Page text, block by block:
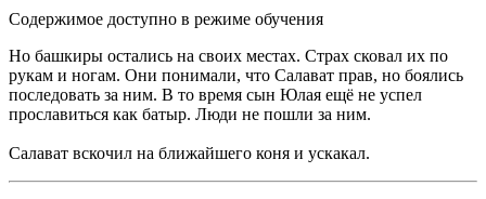
Содержимое доступно в режиме обучения
Но башкиры остались на своих местах. Страх сковал их по
рукам и ногам. Они понимали, что Салават прав, но боялись
последовать за ним. В то время сын Юлая ещё не успел
прославиться как батыр. Люди не пошли за ним.
Салават вскочил на ближайшего коня и ускакал.